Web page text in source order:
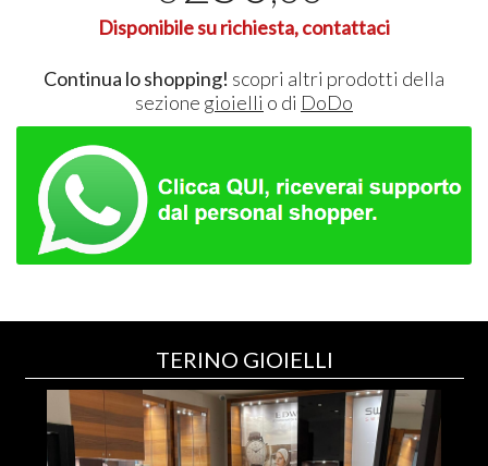
Disponibile su richiesta, contattaci
Continua lo shopping! scopri altri prodotti della
sezione gioielli o di DoDo
TERINO GIOIELLI